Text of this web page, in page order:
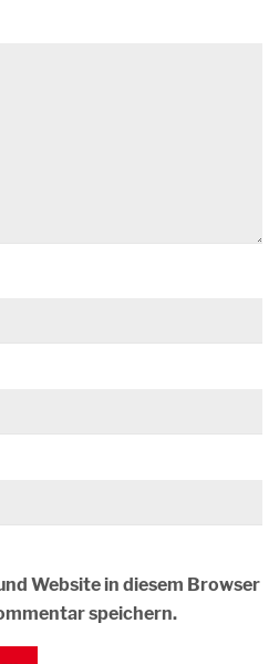
Website in diesem Browser
speichern.